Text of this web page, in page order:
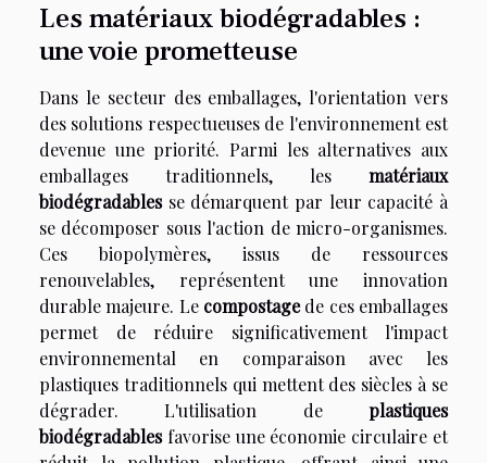
Les matériaux biodégradables :
une voie prometteuse
Dans le secteur des emballages, l'orientation vers
des solutions respectueuses de l'environnement est
devenue une priorité. Parmi les alternatives aux
emballages traditionnels, les matériaux
biodégradablesse démarquent par leur capacité à
se décomposer sous l'action de micro-organismes.
Ces biopolymères, issus de ressources
renouvelables, représentent une innovation
durable majeure. Le compostagede ces emballages
permet de réduire significativement l'impact
environnemental en comparaison avec les
plastiques traditionnels qui mettent des siècles à se
dégrader. L'utilisation de plastiques
biodégradablesfavorise une économie circulaire et